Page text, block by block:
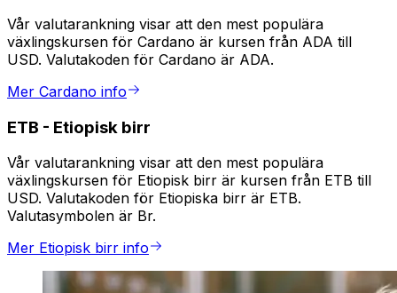
Vår valutarankning visar att den mest populära
växlingskursen för Cardano är kursen från ADA till
USD. Valutakoden för Cardano är ADA.
Mer Cardano info
ETB - Etiopisk birr
Vår valutarankning visar att den mest populära
växlingskursen för Etiopisk birr är kursen från ETB till
USD. Valutakoden för Etiopiska birr är ETB.
Valutasymbolen är Br.
Mer Etiopisk birr info